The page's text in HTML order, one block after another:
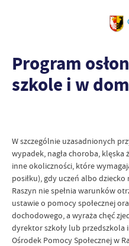
Program
szkole i w
W szczególnie uzasadnionych
wypadek, nagła choroba, klęska
inne okoliczności, które
posiłku), gdy uczeń albo
Raszyn nie spełnia warunków
ustawie o pomocy społecznej
dochodowego, a wyraża chęć
dyrektor szkoły lub
Ośrodek Pomocy Społecznej w